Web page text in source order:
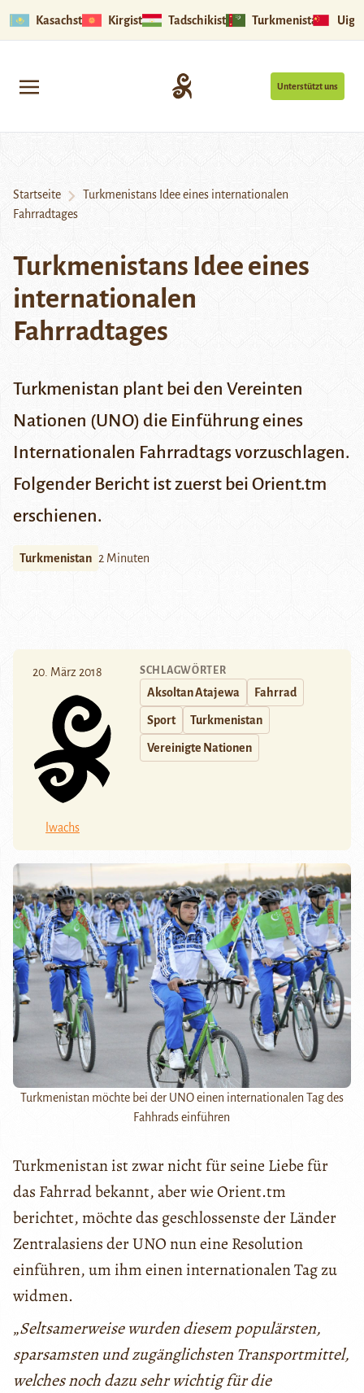
Kasachstan Kirgistan Tadschikistan Turkmenistan
Unterstützt uns
Startseite
Turkmenistans Idee eines internationalen
Fahrradtages
Turkmenistans Idee eines
internationalen
Fahrradtages
Turkmenistan plant bei den Vereinten
Nationen (UNO) die Einführung eines
Internationalen Fahrradtags vorzuschlagen.
Folgender Bericht ist zuerst bei Orient.tm
erschienen.
Turkmenistan 2 Minuten
20. März 2018
lwachs
SCHLAGWÖRTER
Aksoltan Atajewa Fahrrad
Sport Turkmenistan
Vereinigte Nationen
Turkmenistan möchte bei der UNO einen internationalen Tag des
Fahhrads einführen
Turkmenistan ist zwar nicht für seine Liebe für
das Fahrrad bekannt, aber wie Orient.tm
berichtet, möchte das geschlossenste der Länder
Zentralasiens der UNO nun eine Resolution
einführen, um ihm einen internationalen Tag zu
widmen.
„Seltsamerweise wurden diesem populärsten,
sparsamsten und zugänglichsten Transportmittel,
welches noch dazu sehr wichtig für die